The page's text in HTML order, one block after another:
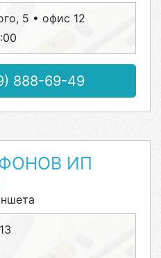
5 • офис 12
888-69-49
ИП